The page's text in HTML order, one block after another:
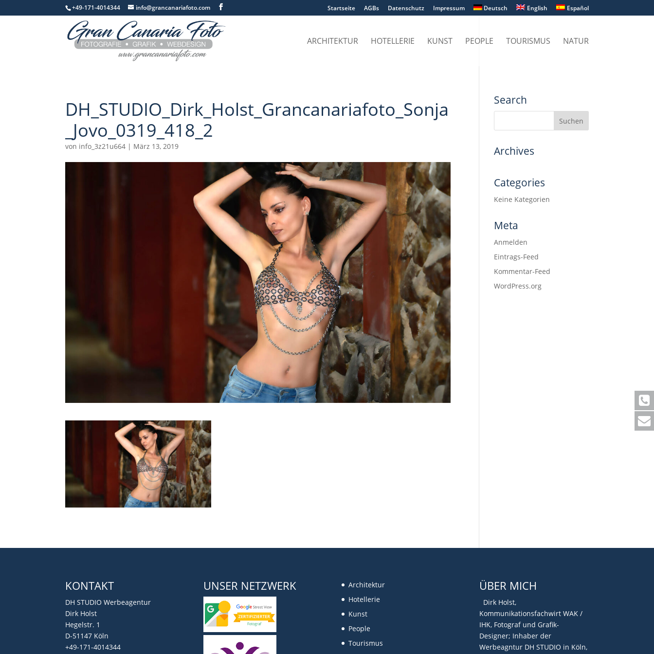
+49-171-4014344 info@grancanariafoto.com Startseite AGBs Datenschutz Impressum Deutsch English Español
ARCHITEKTUR HOTELLERIE KUNST PEOPLE TOURISMUS NATUR
DH_STUDIO_Dirk_Holst_Grancanariafoto_Sonja
_Jovo_0319_418_2
von info_3z21u664 | März 13, 2019
Search
Archives
Categories
Keine Kategorien
Meta
Anmelden
Eintrags-Feed
Kommentar-Feed
WordPress.org
KONTAKT
DH STUDIO Werbeagentur
Dirk Holst
Hegelstr. 1
D-51147 Köln
+49-171-4014344
UNSER NETZWERK
Architektur
Hotellerie
Kunst
People
Tourismus
ÜBER MICH
Dirk Holst,
Kommunikationsfachwirt WAK /
IHK, Fotograf und Grafik-
Designer; Inhaber der
Werbeagntur DH STUDIO in Köln,